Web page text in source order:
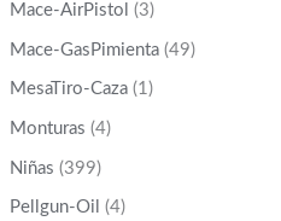
Mace-AirPistol (3)
Mace-GasPimienta (49)
MesaTiro-Caza (1)
Monturas (4)
Niñas (399)
Pellgun-Oil (4)